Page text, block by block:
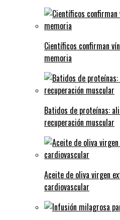
Científicos confirman
memoria
Batidos de proteínas:
recuperación muscular
Aceite de oliva virgen
cardiovascular